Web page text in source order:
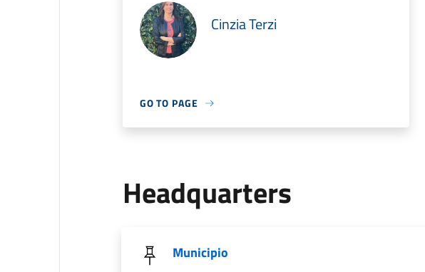
Cinzia Terzi
GO TO PAGE
Headquarters
Municipio